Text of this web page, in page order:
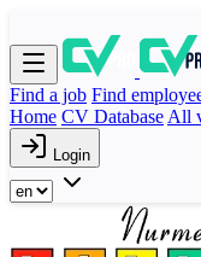
Find a job Find
Home CV Database All
Login